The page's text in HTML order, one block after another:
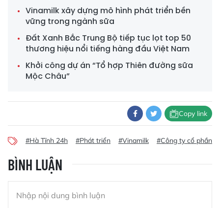
Vinamilk xây dựng mô hình phát triển bền
vững trong ngành sữa
Đất Xanh Bắc Trung Bộ tiếp tục lọt top 50
thương hiệu nổi tiếng hàng đầu Việt Nam
Khởi công dự án “Tổ hợp Thiên đường sữa
Mộc Châu”
Copy link
#Hà Tĩnh 24h #Phát triển #Vinamilk #Công ty cổ phần
BÌNH LUẬN